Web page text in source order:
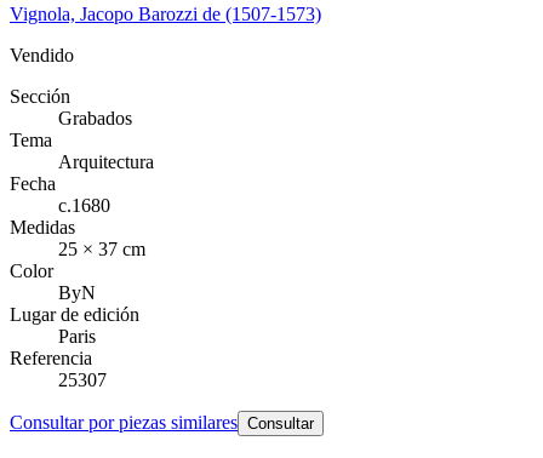
Vignola, Jacopo Barozzi de (1507-1573)
Vendido
Sección
Grabados
Tema
Arquitectura
Fecha
c.1680
Medidas
25 × 37 cm
Color
ByN
Lugar de edición
Paris
Referencia
25307
Consultar por piezas similares Consultar